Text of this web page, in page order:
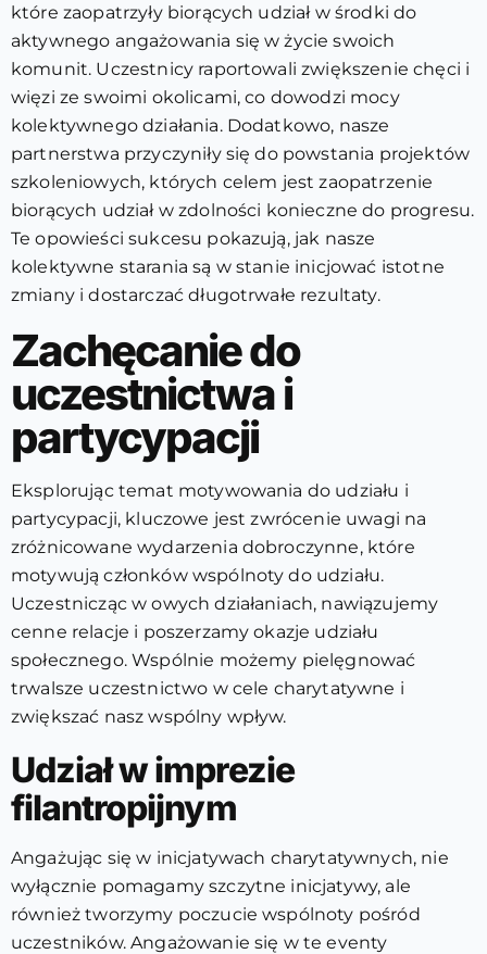
które zaopatrzyły biorących udział w środki do
aktywnego angażowania się w życie swoich
komunit. Uczestnicy raportowali zwiększenie chęci i
więzi ze swoimi okolicami, co dowodzi mocy
kolektywnego działania. Dodatkowo, nasze
partnerstwa przyczyniły się do powstania projektów
szkoleniowych, których celem jest zaopatrzenie
biorących udział w zdolności konieczne do progresu.
Te opowieści sukcesu pokazują, jak nasze
kolektywne starania są w stanie inicjować istotne
zmiany i dostarczać długotrwałe rezultaty.
Zachęcanie do
uczestnictwa i
partycypacji
Eksplorując temat motywowania do udziału i
partycypacji, kluczowe jest zwrócenie uwagi na
zróżnicowane wydarzenia dobroczynne, które
motywują członków wspólnoty do udziału.
Uczestnicząc w owych działaniach, nawiązujemy
cenne relacje i poszerzamy okazje udziału
społecznego. Wspólnie możemy pielęgnować
trwalsze uczestnictwo w cele charytatywne i
zwiększać nasz wspólny wpływ.
Udział w imprezie
filantropijnym
Angażując się w inicjatywach charytatywnych, nie
wyłącznie pomagamy szczytne inicjatywy, ale
również tworzymy poczucie wspólnoty pośród
uczestników. Angażowanie się w te eventy